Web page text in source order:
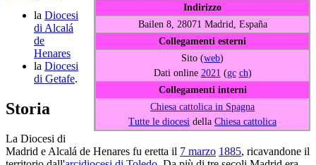
Indirizzo
Bailen 8, 28071 Madrid, España
Collegamenti esterni
Sito (web)
Dati online 2021 (gc ch)
Collegamenti interni
Chiesa cattolica in Spagna
Tutte le diocesi della Chiesa cattolica
la Diocesi
di Alcalá
de
Henares
la Diocesi
di Getafe.
Storia
La Diocesi di
Madrid e Alcalá de Henares fu eretta il 7 marzo 1885, ricavandone il